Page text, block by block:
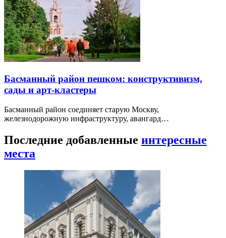
Басманный район пешком: конструктивизм,
сады и арт-кластеры
Басманный район соединяет старую Москву,
железнодорожную инфраструктуру, авангард…
Последние добавленные интересные
места